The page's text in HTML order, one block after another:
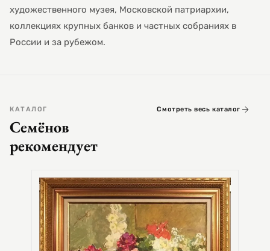
художественного музея, Московской патриархии,
коллекциях крупных банков и частных собраниях в
России и за рубежом.
КАТАЛОГ
Семёнов
рекомендует
Смотреть весь каталог